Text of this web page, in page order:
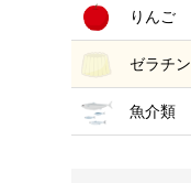
りんご
ゼラチン
魚介類